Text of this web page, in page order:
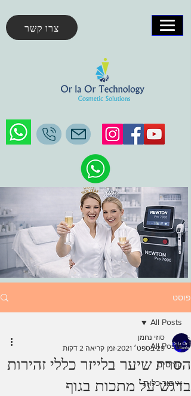
צרו קשר
פוסט
All Posts
קורסים
איפור כלות
All Posts
הסרת שיער בלייזר כללי זהירות
בדגש על מתכות בגוף
סוזי נחמן
29 בספט׳ 2021
זמן קריאה 2 דקות